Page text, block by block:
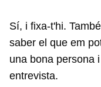
Sí, i fixa-t'hi.
saber el que em
una bona persona
entrevista.